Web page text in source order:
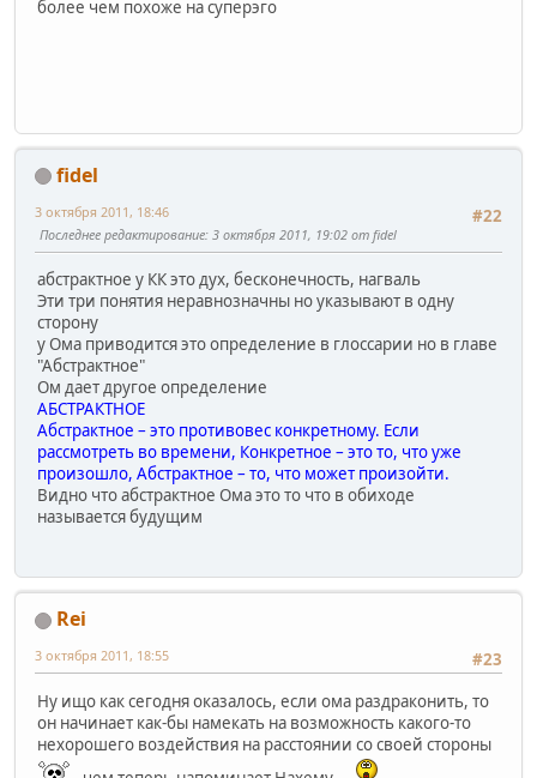
более чем похоже на суперэго
fidel
#22
3 октября 2011, 18:46
Последнее редактирование: 3 октября 2011, 19:02 от fidel
абстрактное у КК это дух, бесконечность, нагваль
Эти три понятия неравнозначны но указывают в одну
сторону
у Ома приводится это определение в глоссарии но в главе
"Абстрактное"
Ом дает другое определение
АБСТРАКТНОЕ
Абстрактное – это противовес конкретному. Если
рассмотреть во времени, Конкретное – это то, что уже
произошло, Абстрактное – то, что может произойти.
Видно что абстрактное Ома это то что в обиходе
называется будущим
Rei
#23
3 октября 2011, 18:55
Ну ищо как сегодня оказалось, если ома раздраконить, то
он начинает как-бы намекать на возможность какого-то
нехорошего воздействия на расстоянии со своей стороны